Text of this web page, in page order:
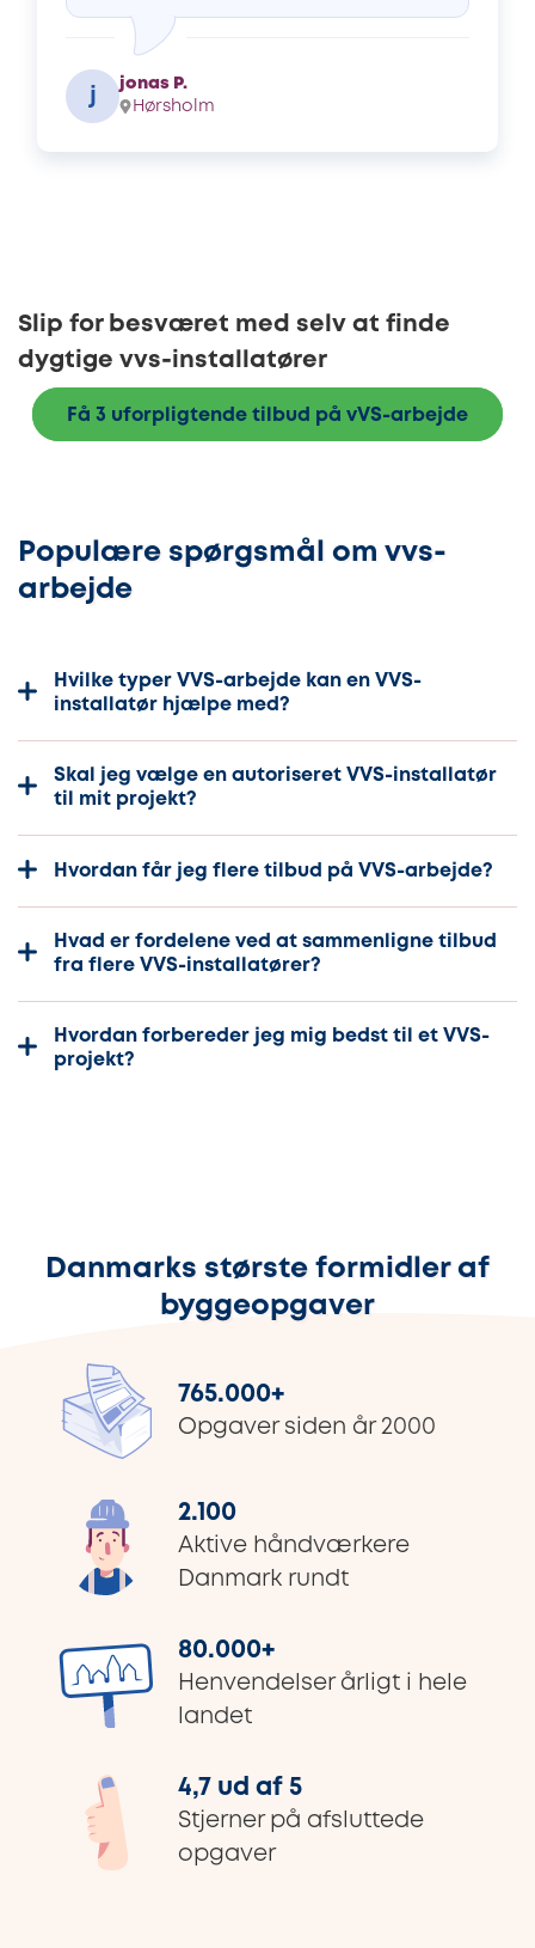
j
jonas P.
Hørsholm
Slip for besværet med selv at finde
dygtige vvs-installatører
Få 3 uforpligtende tilbud på vVS-arbejde
Populære spørgsmål om vvs-
arbejde
Hvilke typer VVS-arbejde kan en VVS-
installatør hjælpe med?
Skal jeg vælge en autoriseret VVS-installatør
til mit projekt?
Hvordan får jeg flere tilbud på VVS-arbejde?
Hvad er fordelene ved at sammenligne tilbud
fra flere VVS-installatører?
Hvordan forbereder jeg mig bedst til et VVS-
projekt?
Danmarks største formidler af
byggeopgaver
765.000+
Opgaver siden år 2000
2.100
Aktive håndværkere
Danmark rundt
80.000+
Henvendelser årligt i hele
landet
4,7 ud af 5
Stjerner på afsluttede
opgaver